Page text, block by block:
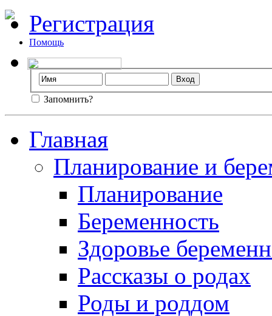
Регистрация
Помощь
Запомнить?
Главная
Планирование и
Планирование
Беременность
Здоровье
Рассказы о родах
Роды и роддом